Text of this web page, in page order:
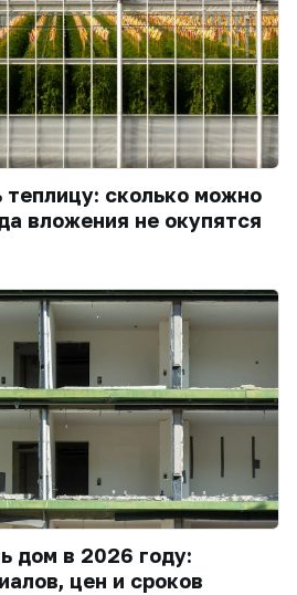
теплицу: сколько можно
вложения не окупятся
дом в 2026 году:
цен и сроков